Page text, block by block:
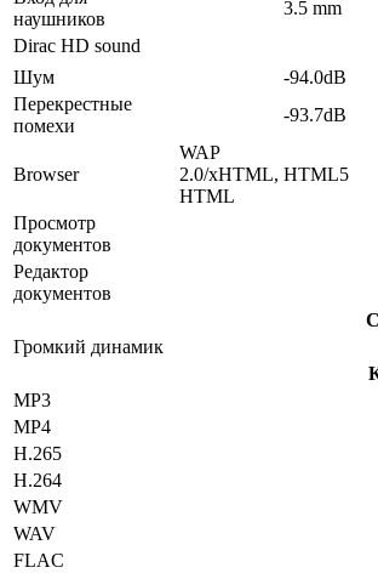
наушников
3.5 mm
Dirac HD sound
Шум
-94.0dB
Перекрестные
помехи
-93.7dB
Browser
WAP
2.0/xHTML,
HTML
HTML5
Просмотр
документов
Редактор
документов
Громкий динамик
MP3
MP4
H.265
H.264
WMV
WAV
FLAC